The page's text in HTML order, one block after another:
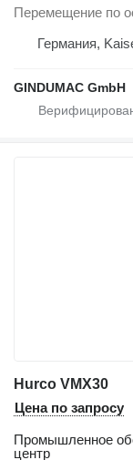
Перемещение по
Германия,
GINDUMAC GmbH
Hurco VMX30
Цена по запросу
Промышленное
центр